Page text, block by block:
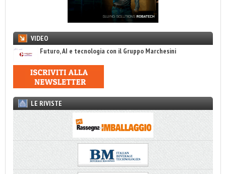
VIDEO
Futuro, AI e tecnologia con il Gruppo Marchesini
LE RIVISTE